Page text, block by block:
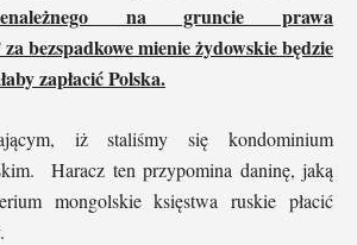
na gruncie prawa
bezspadkowe mienie żydowskie będzie
zapłacić Polska.
iż staliśmy się kondominium
Haracz ten przypomina daninę, jaką
mongolskie księstwa ruskie płacić